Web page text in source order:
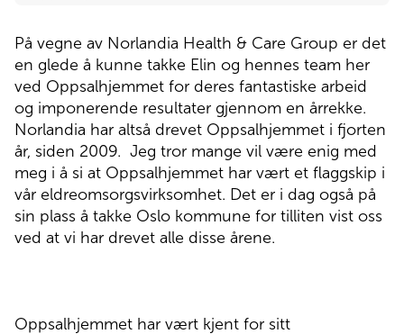
På vegne av Norlandia Health & Care Group er det
en glede å kunne takke Elin og hennes team her
ved Oppsalhjemmet for deres fantastiske arbeid
og imponerende resultater gjennom en årrekke.
Norlandia har altså drevet Oppsalhjemmet i fjorten
år, siden 2009. Jeg tror mange vil være enig med
meg i å si at Oppsalhjemmet har vært et flaggskip i
vår eldreomsorgsvirksomhet. Det er i dag også på
sin plass å takke Oslo kommune for tilliten vist oss
ved at vi har drevet alle disse årene.
Oppsalhjemmet har vært kjent for sitt